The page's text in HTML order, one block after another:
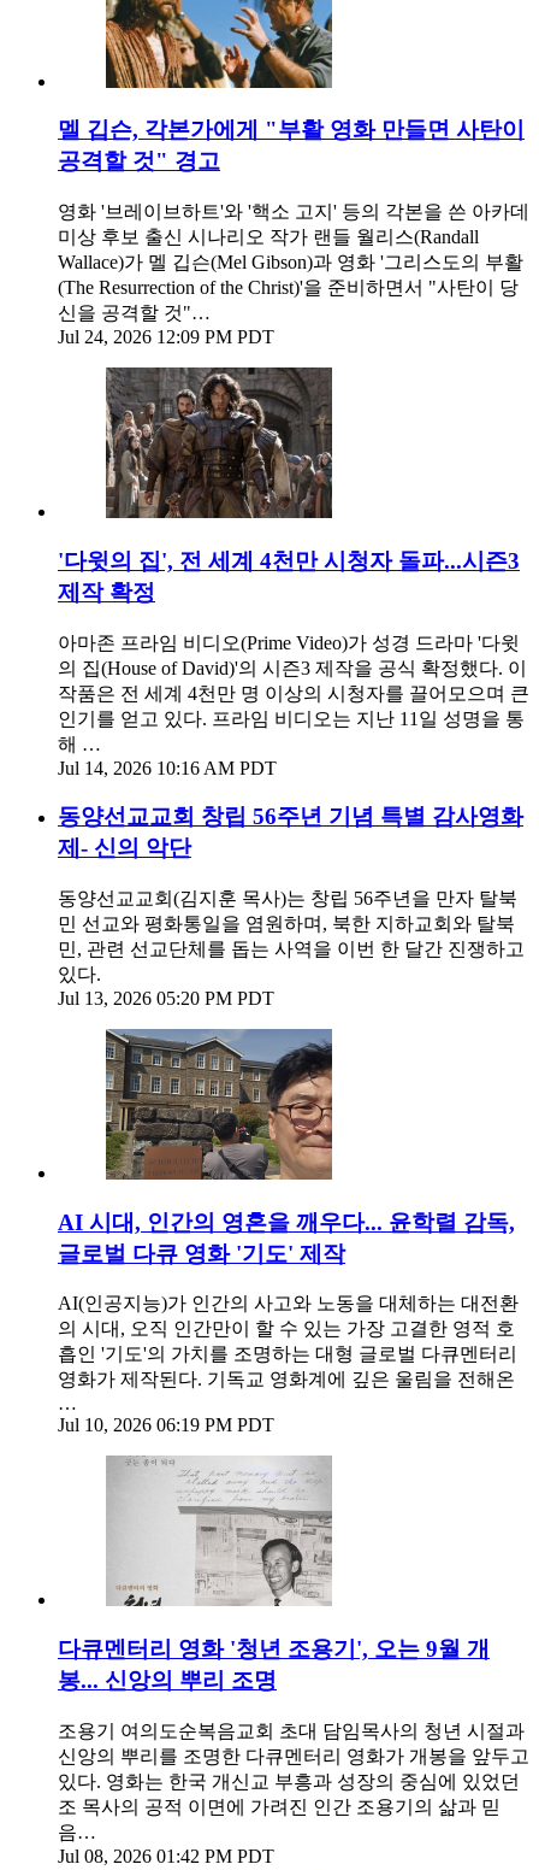
멜 깁슨, 각본가에게 "부활 영화 만들면 사탄이
공격할 것" 경고
영화 '브레이브하트'와 '핵소 고지' 등의 각본을 쓴 아카데
미상 후보 출신 시나리오 작가 랜들 월리스(Randall
Wallace)가 멜 깁슨(Mel Gibson)과 영화 '그리스도의 부활
(The Resurrection of the Christ)'을 준비하면서 "사탄이 당
신을 공격할 것"…
Jul 24, 2026 12:09 PM PDT
'다윗의 집', 전 세계 4천만 시청자 돌파...시즌3
제작 확정
아마존 프라임 비디오(Prime Video)가 성경 드라마 '다윗
의 집(House of David)'의 시즌3 제작을 공식 확정했다. 이
작품은 전 세계 4천만 명 이상의 시청자를 끌어모으며 큰
인기를 얻고 있다. 프라임 비디오는 지난 11일 성명을 통
해 …
Jul 14, 2026 10:16 AM PDT
동양선교교회 창립 56주년 기념 특별 감사영화
제- 신의 악단
동양선교교회(김지훈 목사)는 창립 56주년을 만자 탈북
민 선교와 평화통일을 염원하며, 북한 지하교회와 탈북
민, 관련 선교단체를 돕는 사역을 이번 한 달간 진쟁하고
있다.
Jul 13, 2026 05:20 PM PDT
AI 시대, 인간의 영혼을 깨우다... 윤학렬 감독,
글로벌 다큐 영화 '기도' 제작
AI(인공지능)가 인간의 사고와 노동을 대체하는 대전환
의 시대, 오직 인간만이 할 수 있는 가장 고결한 영적 호
흡인 '기도'의 가치를 조명하는 대형 글로벌 다큐멘터리
영화가 제작된다. 기독교 영화계에 깊은 울림을 전해온
…
Jul 10, 2026 06:19 PM PDT
다큐멘터리 영화 '청년 조용기', 오는 9월 개
봉... 신앙의 뿌리 조명
조용기 여의도순복음교회 초대 담임목사의 청년 시절과
신앙의 뿌리를 조명한 다큐멘터리 영화가 개봉을 앞두고
있다. 영화는 한국 개신교 부흥과 성장의 중심에 있었던
조 목사의 공적 이면에 가려진 인간 조용기의 삶과 믿
음…
Jul 08, 2026 01:42 PM PDT